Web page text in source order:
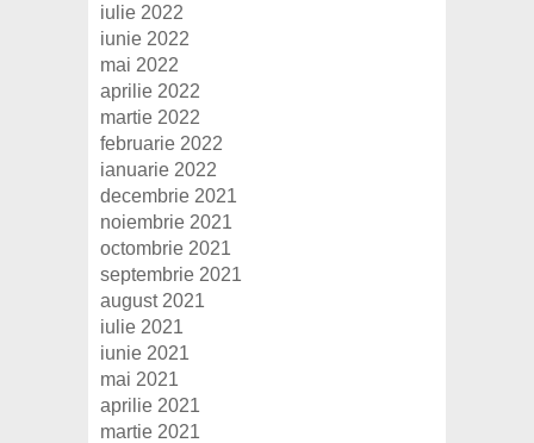
iulie 2022
iunie 2022
mai 2022
aprilie 2022
martie 2022
februarie 2022
ianuarie 2022
decembrie 2021
noiembrie 2021
octombrie 2021
septembrie 2021
august 2021
iulie 2021
iunie 2021
mai 2021
aprilie 2021
martie 2021